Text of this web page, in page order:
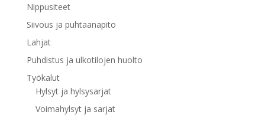
Nippusiteet
Siivous ja puhtaanapito
Lahjat
Puhdistus ja ulkotilojen huolto
Työkalut
Hylsyt ja hylsysarjat
Voimahylsyt ja sarjat